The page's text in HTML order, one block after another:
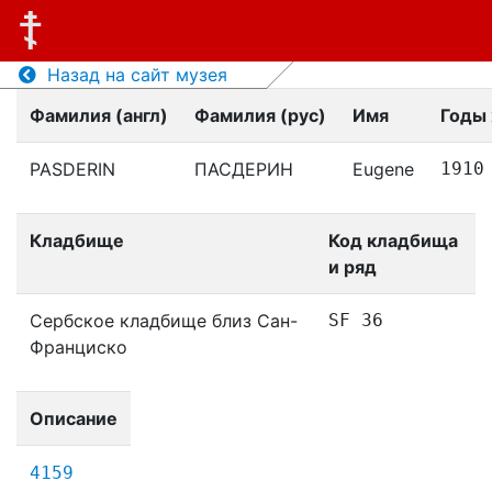
Назад на сайт музея
Фамилия (англ)
Фамилия (рус) Имя Годы
PASDERIN ПАСДЕРИН Eugene 1910
Кладбище
Код кладбища
и ряд
Сербское кладбище близ Сан-
Франциско
SF 36
Описание
4159